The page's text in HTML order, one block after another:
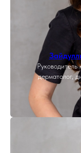
Руководитель
дерматолог,